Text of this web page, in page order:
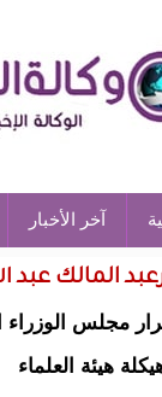
آخر الأخبار
المالك
مجلس الوزراء
هيئة العلماء